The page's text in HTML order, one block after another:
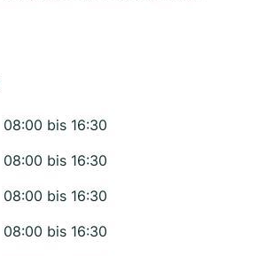
08:00 bis 16:30
08:00 bis 16:30
08:00 bis 16:30
08:00 bis 16:30